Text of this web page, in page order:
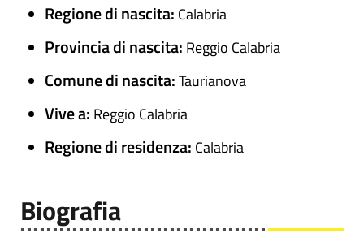
Regione di nascita: Calabria
Provincia di nascita: Reggio Calabria
Comune di nascita:Taurianova
Vive a: Reggio Calabria
Regione di residenza: Calabria
Biografia